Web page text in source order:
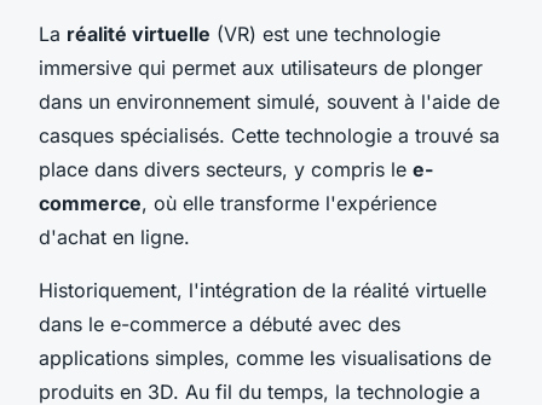
La réalité virtuelle (VR) est une technologie
immersive qui permet aux utilisateurs de plonger
dans un environnement simulé, souvent à l'aide de
casques spécialisés. Cette technologie a trouvé sa
place dans divers secteurs, y compris le e-
commerce, où elle transforme l'expérience
d'achat en ligne.
Historiquement, l'intégration de la réalité virtuelle
dans le e-commerce a débuté avec des
applications simples, comme les visualisations de
produits en 3D. Au fil du temps, la technologie a